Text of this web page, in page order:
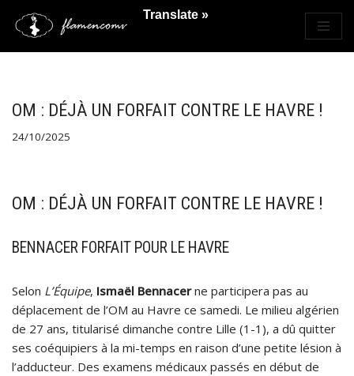
Saltar
OM : DÉJÀ UN FORFAIT CONTRE LE HAVRE !
24/10/2025
OM : DÉJÀ UN FORFAIT CONTRE LE HAVRE !
BENNACER FORFAIT POUR LE HAVRE
Selon L’Équipe, Ismaël Bennacerne participera pas au
déplacement de l’OM au Havre ce samedi. Le milieu algérien
de 27 ans, titularisé dimanche contre Lille (1-1), a dû quitter
ses coéquipiers à la mi-temps en raison d’une petite lésion à
l’adducteur. Des examens médicaux passés en début de
Translate »